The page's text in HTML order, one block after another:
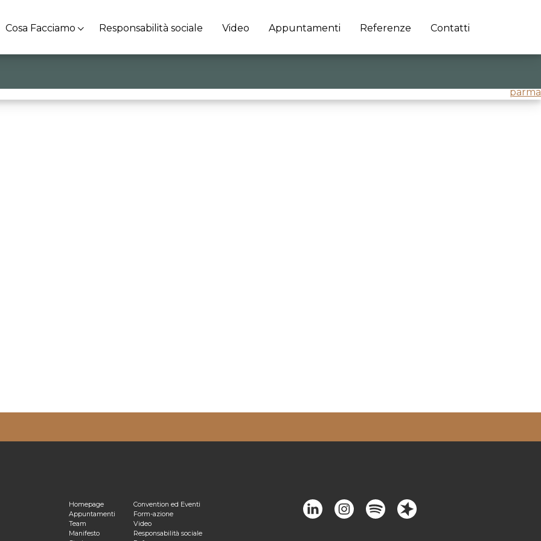
Cosa Facciamo Responsabilità sociale Video Appuntamenti Referenze Contatti
parma
Privacy PolicyHomepage
Appuntamenti
Team
Manifesto
Convention ed Eventi
Form-azione
Video
Responsabilità sociale